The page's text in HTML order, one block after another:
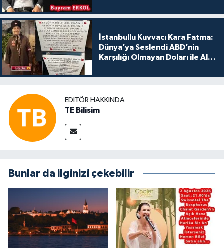
İstanbullu Kuvvacı Kara Fatma:
Dünya’ya Seslendi ABD’nin
Karşılığı Olmayan Doları ile Alış
EDITÖR HAKKINDA
TE Bilisim
Bunlar da ilginizi çekebilir